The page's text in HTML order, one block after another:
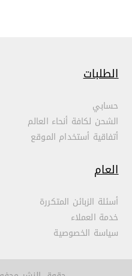
الطلبات
حسابي
الشحن لكافة أنحاء العالم
أتفاقية أستخدام الموقع
العام
أسئلة الزبائن المتكررة
خدمة العملاء
سياسة الخصوصية